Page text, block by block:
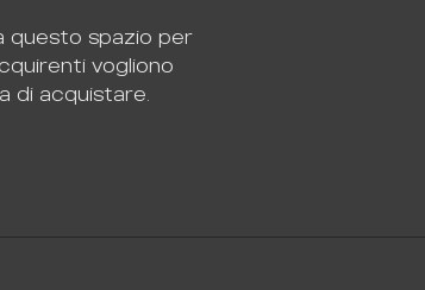
questo spazio per
vogliono
di acquistare.